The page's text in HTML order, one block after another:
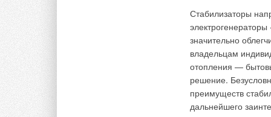
Стабилизаторы
значительно
владельцам
отопления —
решение.
преимуществ
дальнейшего
представлять
отопления на
Во что обойдется
В качестве
газового
емкостью 50 л, в